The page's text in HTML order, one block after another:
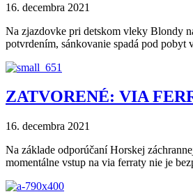
16. decembra 2021
Na zjazdovke pri detskom vleky Blondy
potvrdením, sánkovanie spadá pod
ZATVORENÉ: VIA
16. decembra 2021
Na základe odporúčaní Horskej
momentálne vstup na via ferraty nie je